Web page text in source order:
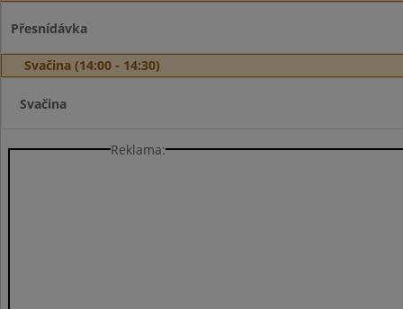
Přesnídávka
Svačina (14:00 - 14:30)
Svačina
Reklama: